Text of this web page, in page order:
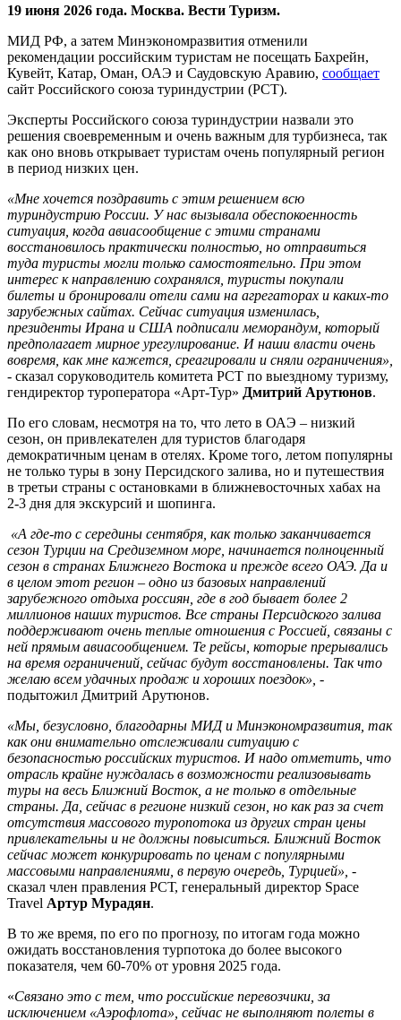
19 июня 2026 года. Москва. Вести Туризм.
МИД РФ, а затем Минэкономразвития отменили
рекомендации российским туристам не посещать Бахрейн,
Кувейт, Катар, Оман, ОАЭ и Саудовскую Аравию, сообщает
сайт Российского союза туриндустрии (РСТ).
Эксперты Российского союза туриндустрии назвали это
решения своевременным и очень важным для турбизнеса, так
как оно вновь открывает туристам очень популярный регион
в период низких цен.
«Мне хочется поздравить с этим решением всю
туриндустрию России. У нас вызывала обеспокоенность
ситуация, когда авиасообщение с этими странами
восстановилось практически полностью, но отправиться
туда туристы могли только самостоятельно. При этом
интерес к направлению сохранялся, туристы покупали
билеты и бронировали отели сами на агрегаторах и каких-то
зарубежных сайтах. Сейчас ситуация изменилась,
президенты Ирана и США подписали меморандум, который
предполагает мирное урегулирование. И наши власти очень
вовремя, как мне кажется, среагировали и сняли ограничения»,
- сказал соруководитель комитета РСТ по выездному туризму,
гендиректор туроператора «Арт-Тур» Дмитрий Арутюнов.
По его словам, несмотря на то, что лето в ОАЭ – низкий
сезон, он привлекателен для туристов благодаря
демократичным ценам в отелях. Кроме того, летом популярны
не только туры в зону Персидского залива, но и путешествия
в третьи страны с остановками в ближневосточных хабах на
2-3 дня для экскурсий и шопинга.
«А где-то с середины сентября, как только заканчивается
сезон Турции на Средиземном море, начинается полноценный
сезон в странах Ближнего Востока и прежде всего ОАЭ. Да и
в целом этот регион – одно из базовых направлений
зарубежного отдыха россиян, где в год бывает более 2
миллионов наших туристов. Все страны Персидского залива
поддерживают очень теплые отношения с Россией, связаны с
ней прямым авиасообщением. Те рейсы, которые прерывались
на время ограничений, сейчас будут восстановлены. Так что
желаю всем удачных продаж и хороших поездок», -
подытожил Дмитрий Арутюнов.
«Мы, безусловно, благодарны МИД и Минэкономразвития, так
как они внимательно отслеживали ситуацию с
безопасностью российских туристов. И надо отметить, что
отрасль крайне нуждалась в возможности реализовывать
туры на весь Ближний Восток, а не только в отдельные
страны. Да, сейчас в регионе низкий сезон, но как раз за счет
отсутствия массового туропотока из других стран цены
привлекательны и не должны повыситься. Ближний Восток
сейчас может конкурировать по ценам с популярными
массовыми направлениями, в первую очередь, Турцией», -
сказал член правления РСТ, генеральный директор Space
Travel Артур Мурадян.
В то же время, по его по прогнозу, по итогам года можно
ожидать восстановления турпотока до более высокого
показателя, чем 60-70% от уровня 2025 года.
«Связано это с тем, что российские перевозчики, за
исключением «Аэрофлота», сейчас не выполняют полеты в